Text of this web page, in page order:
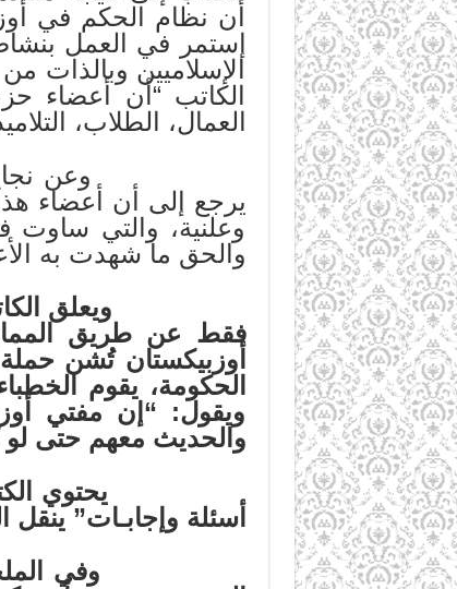
أن نظام الحكم في
إستمر في العمل
الإسلاميين وبالذات
الكاتب “أن أعضاء
العمال، الطلاب،
يرجع إلى أن أعضاء
وعلنية، والتي ساوت
والحق ما شهدت به
ويعلق
فقط عن طريق
أوزبيكستان تُشن
الحكومة، يقوم
ويقول: “إن مفتي
والحديث معهم حتى لو
أسئلة وإجابـات” ينقل
وفي الملحق (2) من